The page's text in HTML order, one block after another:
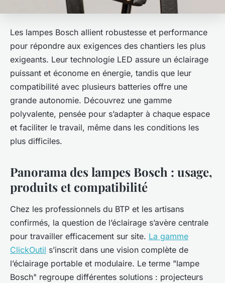
Les lampes Bosch allient robustesse et performance
pour répondre aux exigences des chantiers les plus
exigeants. Leur technologie LED assure un éclairage
puissant et économe en énergie, tandis que leur
compatibilité avec plusieurs batteries offre une
grande autonomie. Découvrez une gamme
polyvalente, pensée pour s’adapter à chaque espace
et faciliter le travail, même dans les conditions les
plus difficiles.
Panorama des lampes Bosch : usage,
produits et compatibilité
Chez les professionnels du BTP et les artisans
confirmés, la question de l’éclairage s’avère centrale
pour travailler efficacement sur site. La gamme
ClickOutil s’inscrit dans une vision complète de
l’éclairage portable et modulaire. Le terme "lampe
Bosch" regroupe différentes solutions : projecteurs